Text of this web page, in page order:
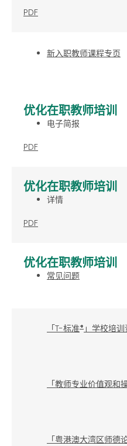
PDF
新入职教师课程专页
优化在职教师培训
电子简报
PDF
优化在职教师培训
详情
PDF
优化在职教师培训
常见问题
「T-标准+ 」学校培
「教师专业价值观和
「粤港澳大湾区师德